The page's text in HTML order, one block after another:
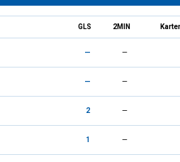
GLS 2MIN
— —
— —
2 —
1 —